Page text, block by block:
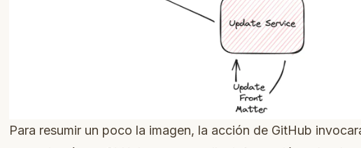
Para resumir un poco la imagen, la acción de GitHub